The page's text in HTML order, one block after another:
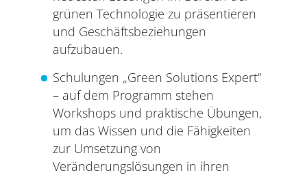
grünen Technologie zu präsentieren
und Geschäftsbeziehungen
aufzubauen.
Schulungen „Green Solutions Expert“
– auf dem Programm stehen
Workshops und praktische Übungen,
um das Wissen und die Fähigkeiten
zur Umsetzung von
Veränderungslösungen in ihren